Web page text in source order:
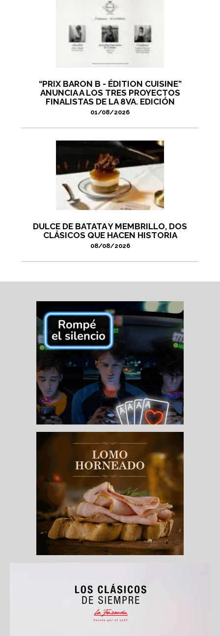
“PRIX BARON B - ÉDITION CUISINE”
ANUNCIA A LOS TRES PROYECTOS
FINALISTAS DE LA 8VA. EDICIÓN
01/08/2026
DULCE DE BATATA Y MEMBRILLO, DOS
CLÁSICOS QUE HACEN HISTORIA
08/08/2026